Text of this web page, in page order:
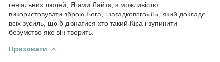
геніальних людей, Ягами Лайта, з можливістю
використовувати зброю Бога, і загадкового«Л», який докладе
всіх зусиль, що б дізнатися хто такий Кіра і зупинити
безумство яке він творить.
Приховати